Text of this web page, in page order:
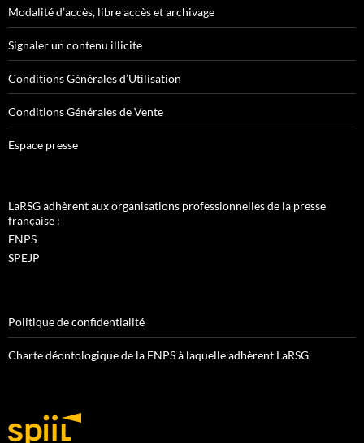
Modalité d’accès, libre accès et archivage
Signaler un contenu illicite
Conditions Générales d’Utilisation
Conditions Générales de Vente
Espace presse
LaRSG adhèrent aux organisations professionnelles de la presse
française :
FNPS
SPEJP
Politique de confidentialité
Charte déontologique de la FNPS à laquelle adhèrent LaRSG